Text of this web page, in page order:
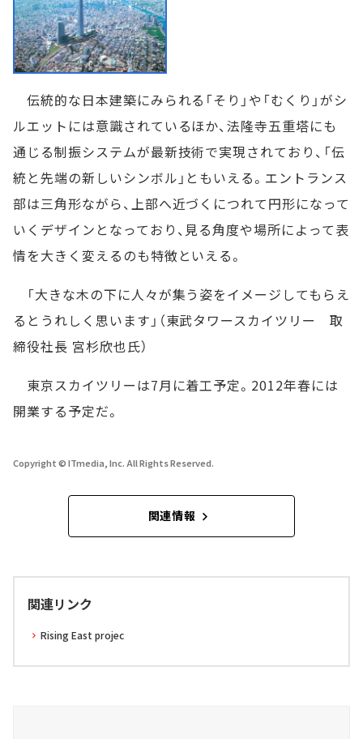
伝統的な日本建築にみられる「そり」や「むくり」がシ
ルエットには意識されているほか、法隆寺五重塔にも
通じる制振システムが最新技術で実現されており、「伝
統と先端の新しいシンボル」ともいえる。エントランス
部は三角形ながら、上部へ近づくにつれて円形になって
いくデザインとなっており、見る角度や場所によって表
情を大きく変えるのも特徴といえる。
「大きな木の下に人々が集う姿をイメージしてもらえ
るとうれしく思います」（東武タワースカイツリー 取
締役社長 宮杉欣也氏）
東京スカイツリーは7月に着工予定。2012年春には
開業する予定だ。
Copyright © ITmedia, Inc. All Rights Reserved.
関連情報
関連リンク
Rising East projec